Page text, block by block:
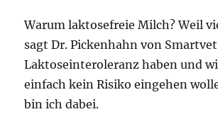
Warum laktosefreie Milch? Weil
sagt Dr. Pickenhahn von
Laktoseinteroleranz haben und
einfach kein Risiko eingehen
bin ich dabei.